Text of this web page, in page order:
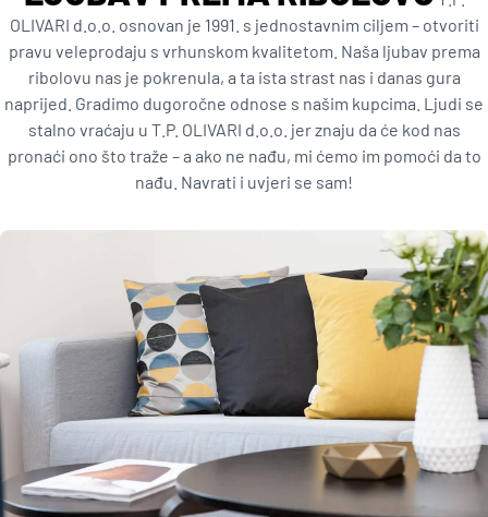
OLIVARI d.o.o. osnovan je 1991. s jednostavnim ciljem – otvoriti
pravu veleprodaju s vrhunskom kvalitetom. Naša ljubav prema
ribolovu nas je pokrenula, a ta ista strast nas i danas gura
naprijed. Gradimo dugoročne odnose s našim kupcima. Ljudi se
stalno vraćaju u T.P. OLIVARI d.o.o. jer znaju da će kod nas
pronaći ono što traže – a ako ne nađu, mi ćemo im pomoći da to
nađu. Navrati i uvjeri se sam!